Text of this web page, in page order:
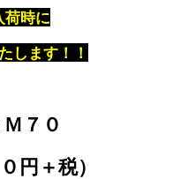
荷時に
します！！
７０
円＋税）